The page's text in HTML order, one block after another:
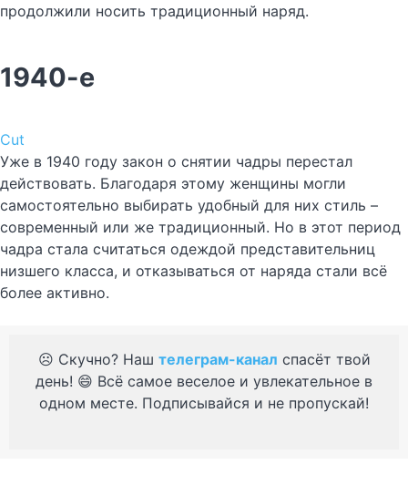
продолжили носить традиционный наряд.
1940-е
Cut
Уже в 1940 году закон о снятии чадры перестал
действовать. Благодаря этому женщины могли
самостоятельно выбирать удобный для них стиль –
современный или же традиционный. Но в этот период
чадра стала считаться одеждой представительниц
низшего класса, и отказываться от наряда стали всё
более активно.
☹️ Скучно? Наш телеграм-канал спасёт твой
день! 😄 Всё самое веселое и увлекательное в
одном месте. Подписывайся и не пропускай!